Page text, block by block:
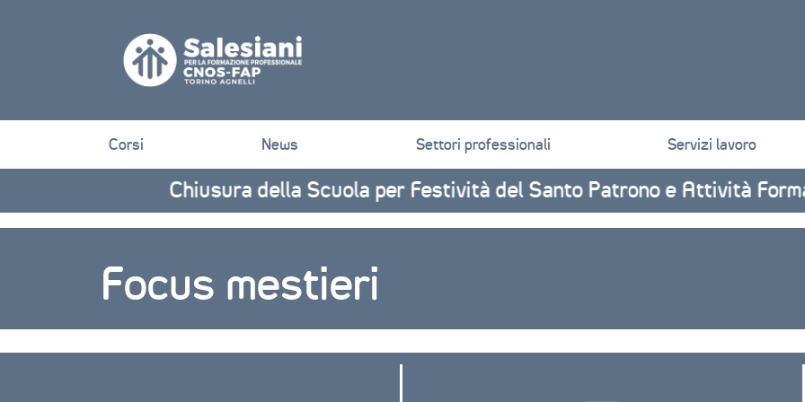
Corsi News Settori professionali Servizi lavoro
Chiusura della Scuola per Festività del Santo Patrono e Attività Formative
Focus mestieri